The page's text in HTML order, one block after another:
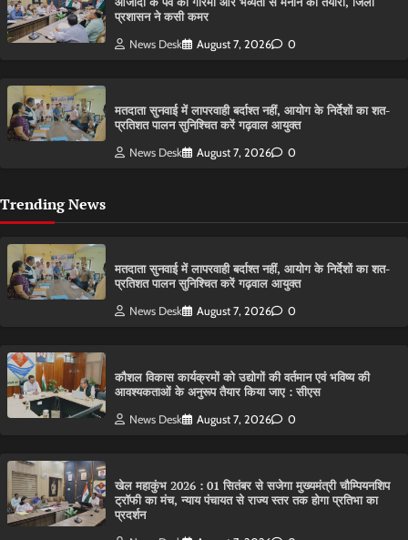
प्रशासन ने कसी कमर
News Desk August 7, 2026 0
मतदाता सुनवाई में लापरवाही बर्दाश्त नहीं, आयोग के निर्देशों का शत-
प्रतिशत पालन सुनिश्चित करें गढ़वाल आयुक्त
News Desk August 7, 2026 0
Trending News
मतदाता सुनवाई में लापरवाही बर्दाश्त नहीं, आयोग के निर्देशों का शत-
प्रतिशत पालन सुनिश्चित करें गढ़वाल आयुक्त
News Desk August 7, 2026 0
कौशल विकास कार्यक्रमों को उद्योगों की वर्तमान एवं भविष्य की
आवश्यकताओं के अनुरूप तैयार किया जाए : सीएस
News Desk August 7, 2026 0
खेल महाकुंभ 2026 : 01 सितंबर से सजेगा मुख्यमंत्री चौम्पियनशिप
ट्रॉफी का मंच, न्याय पंचायत से राज्य स्तर तक होगा प्रतिभा का
प्रदर्शन